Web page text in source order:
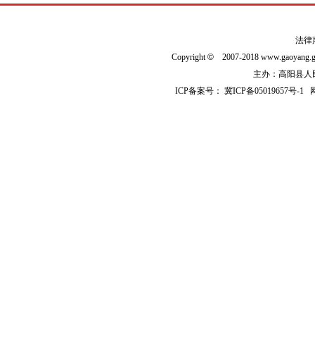
法律
Copyright© 2007-2018
主办：高阳县人
ICP备案号：冀ICP备05019657号-1